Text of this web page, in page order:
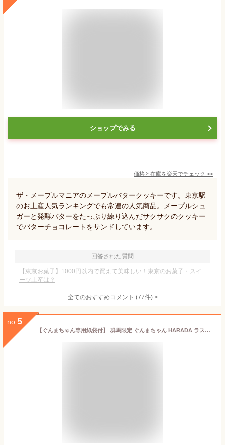
ショップでみる
価格と在庫を楽天でチェック >>
ザ・メープルマニアのメープルバタークッキーです。東京駅
のお土産人気ランキングでも常連の人気商品。メープルシュ
ガーと発酵バターをたっぷり練り込んだサクサクのクッキー
でバターチョコレートをサンドしています。
回答された質問
【東京お菓子】1000円以内で買えて美味しい！東京のお菓子・スイ
ーツ土産は？
全てのおすすめコメント (77件) >
no. 5
【ぐんまちゃん専用紙袋付】 群馬限定 ぐんまちゃん HARADA ラスク スイーツ ガトーフェスタ グーテ・デ・ロワ 化粧缶中 Ｒ２ＧＭ ２６袋 ５２枚入り